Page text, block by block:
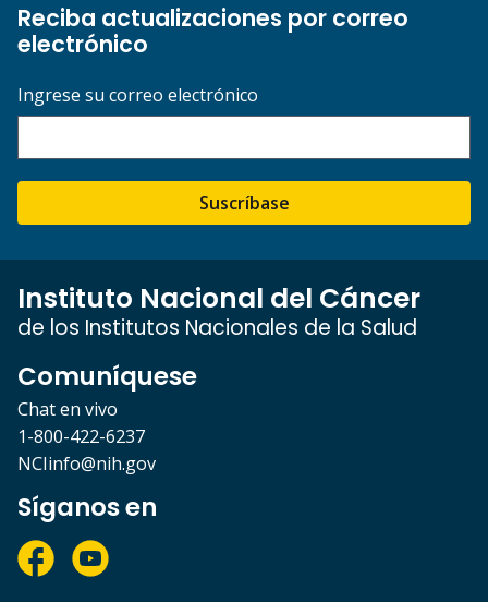
Reciba actualizaciones por correo
electrónico
Ingrese su correo electrónico
Suscríbase
Instituto Nacional del Cáncer
de los Institutos Nacionales de la Salud
Comuníquese
Chat en vivo
1-800-422-6237
NCIinfo@nih.gov
Síganos en